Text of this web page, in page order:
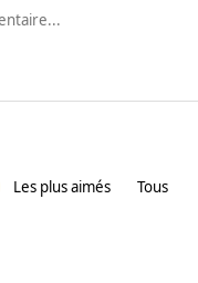
Les plus aimés Tous